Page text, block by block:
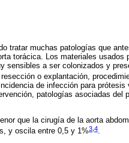
tratar muchas patologías que
torácica. Los materiales usados
sensibles a ser colonizados y
o explantación,
de infección para prótesis
patologías asociadas del
que la cirugía de la aorta
y oscila entre 0,5 y 1%3,4.